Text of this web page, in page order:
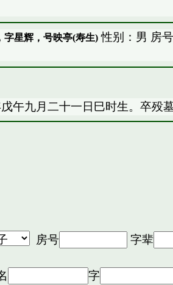
字星辉，号映亭(寿生)性别：男 房
午九月二十一日巳时生。卒殁
房号
字辈
字